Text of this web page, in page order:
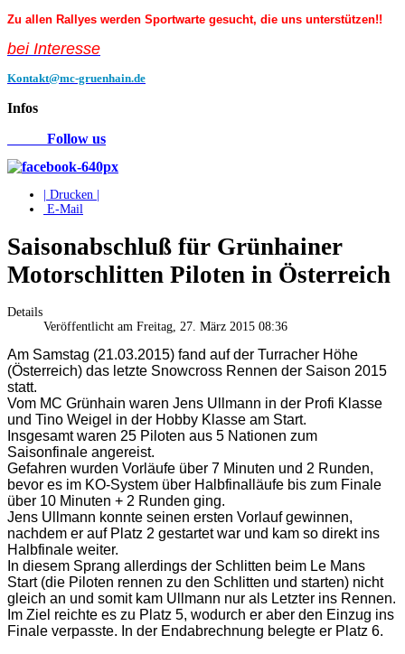
Zu allen Rallyes werden Sportwarte gesucht, die uns unterstützen!!
bei Interesse
Kontakt@mc-gruenhain.de
Infos
Follow us
| Drucken |
E-Mail
Saisonabschluß für Grünhainer
Motorschlitten Piloten in Österreich
Details
Veröffentlicht am Freitag, 27. März 2015 08:36
Am Samstag (21.03.2015) fand auf der Turracher Höhe
(Österreich) das letzte Snowcross Rennen der Saison 2015
statt.
Vom MC Grünhain waren Jens Ullmann in der Profi Klasse
und Tino Weigel in der Hobby Klasse am Start.
Insgesamt waren 25 Piloten aus 5 Nationen zum
Saisonfinale angereist.
Gefahren wurden Vorläufe über 7 Minuten und 2 Runden,
bevor es im KO-System über Halbfinalläufe bis zum Finale
über 10 Minuten + 2 Runden ging.
Jens Ullmann konnte seinen ersten Vorlauf gewinnen,
nachdem er auf Platz 2 gestartet war und kam so direkt ins
Halbfinale weiter.
In diesem Sprang allerdings der Schlitten beim Le Mans
Start (die Piloten rennen zu den Schlitten und starten) nicht
gleich an und somit kam Ullmann nur als Letzter ins Rennen.
Im Ziel reichte es zu Platz 5, wodurch er aber den Einzug ins
Finale verpasste. In der Endabrechnung belegte er Platz 6.